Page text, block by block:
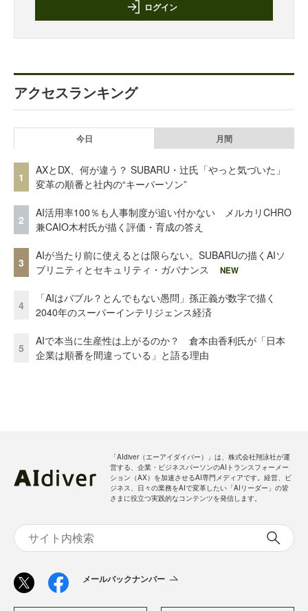
ログイン
アクセスランキング
今日 月間
1
AXとDX、何が違う？ SUBARU・辻氏「やっと気づいた」
変革の順番と社内の“キーパーソン”
2
AI活用率100％も人事制度が追い付かない メルカリCHRO
兼CAIO木村氏が描く評価・育成の答え
3
AIが当たり前に使えるとは限らない。SUBARUの描くAIソ
ブリニティとセキュリティ・ガバナンス
NEW
4
「AIはバブル？とんでもない愚問」孫正義が数字で描く
2040年のスーパーインテリジェンス経済
5
AIで本当に生産性は上がるのか？ 倉本由香利氏が「日本
企業は順番を間違っている」と語る理由
「AIdiver（エーアイダイバー）」は、株式会社翔泳社が運
営する、企業・ビジネスパーソンのAIトランスフォーメー
ション（AX）を加速させるAI専門メディアです。経営、ビ
ジネス、日々の業務をAIで変革したい「AIリーダー」の皆
さまに役立つ実践的なコンテンツを発信します。
メールバックナンバー